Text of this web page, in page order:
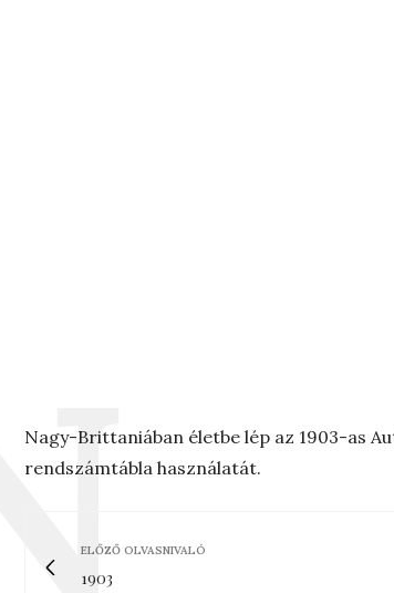
Nagy-Brittaniában életbe lép az 1903-as
rendszámtábla használatát.
ELŐZŐ OLVASNIVALÓ
1903